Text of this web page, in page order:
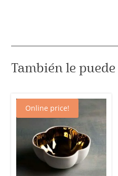
También le
Online price!